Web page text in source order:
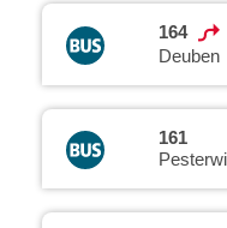
164
Deuben
161